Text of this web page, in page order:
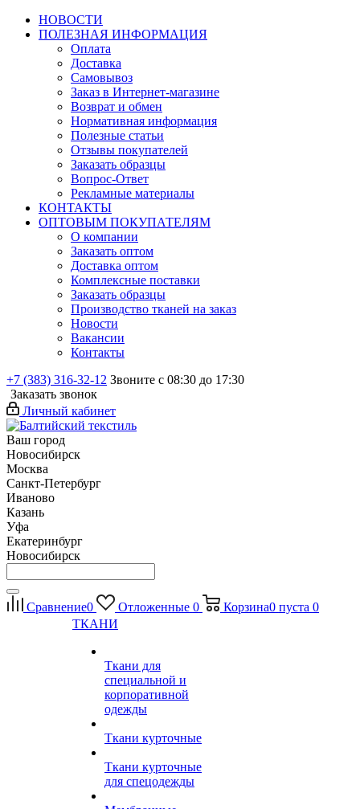
НОВОСТИ
ПОЛЕЗНАЯ ИНФОРМАЦИЯ
Оплата
Доставка
Самовывоз
Заказ в Интернет-магазине
Возврат и обмен
Нормативная информация
Полезные статьи
Отзывы покупателей
Заказать образцы
Вопрос-Ответ
Рекламные материалы
КОНТАКТЫ
ОПТОВЫМ ПОКУПАТЕЛЯМ
О компании
Заказать оптом
Доставка оптом
Комплексные поставки
Заказать образцы
Производство тканей на заказ
Новости
Вакансии
Контакты
+7 (383) 316-32-12 Звоните с 08:30 до 17:30
Заказать звонок
Личный кабинет
Ваш город
Новосибирск
Москва
Санкт-Петербург
Иваново
Казань
Уфа
Екатеринбург
Новосибирск
Сравнение0 Отложенные 0 Корзина0 пуста 0
ТКАНИ
Ткани для
специальной и
корпоративной
одежды
Ткани курточные
Ткани курточные
для спецодежды